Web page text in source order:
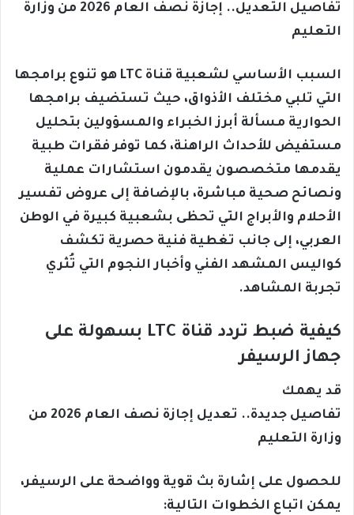
تفاصيل التعديل.. إجازة نصف العام 2026 من وزارة
التعليم
السبب الأساسي لشعبية قناة LTC هو تنوع برامجها
التي تلبي مختلف الأذواق، حيث تستضيف برامجها
الحوارية مسألة أبرز الخبراء والمسؤولين بتحليل
مستفيض للأحداث الراهنة، كما توفر فقرات طبية
يقدمها متخصصون يقدمون استشارات عملية
ونصائح صحية مباشرة، بالإضافة إلى عروض تفسير
الأحلام والأبراج التي تحظى بشعبية كبيرة في الوطن
العربي، إلى جانب تغطية فنية حصرية تكشف
كواليس المشهد الفني وأخبار النجوم التي تُثري
تجربة المشاهد.
كيفية ضبط تردد قناة LTC بسهولة على
جهاز الرسيفر
قد يهمك
تفاصيل جديدة.. تعديل إجازة نصف العام 2026 من
وزارة التعليم
للحصول على إشارة بث قوية وواضحة على الرسيفر،
يمكن اتباع الخطوات التالية: